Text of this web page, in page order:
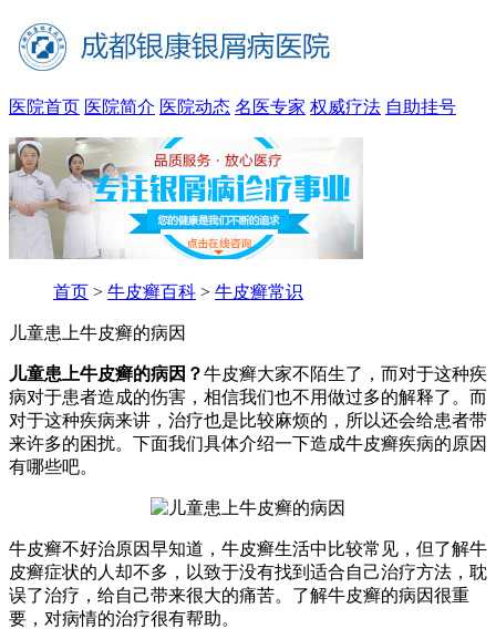
医院首页 医院简介 医院动态 名医专家 权威疗法 自助挂号
首页 > 牛皮癣百科 > 牛皮癣常识
儿童患上牛皮癣的病因
儿童患上牛皮癣的病因？牛皮癣大家不陌生了，而对于这种疾
病对于患者造成的伤害，相信我们也不用做过多的解释了。而
对于这种疾病来讲，治疗也是比较麻烦的，所以还会给患者带
来许多的困扰。下面我们具体介绍一下造成牛皮癣疾病的原因
有哪些吧。
牛皮癣不好治原因早知道，牛皮癣生活中比较常见，但了解牛
皮癣症状的人却不多，以致于没有找到适合自己治疗方法，耽
误了治疗，给自己带来很大的痛苦。了解牛皮癣的病因很重
要，对病情的治疗很有帮助。